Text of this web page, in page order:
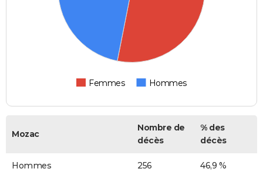
Femmes Hommes
Mozac
Nombre de
décès
% des
décès
Hommes 256 46,9 %